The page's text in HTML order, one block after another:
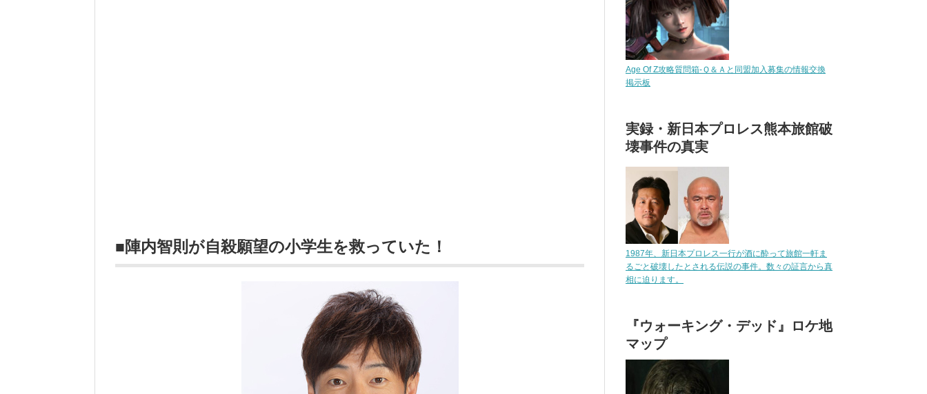
■陣内智則が自殺願望の小学生を救っていた！
Age Of Z攻略質問箱-Ｑ＆Ａと同盟加入募集の情報交換
掲示板
実録・新日本プロレス熊本旅館破
壊事件の真実
1987年、新日本プロレス一行が酒に酔って旅館一軒ま
るごと破壊したとされる伝説の事件。数々の証言から真
相に迫ります。
『ウォーキング・デッド』ロケ地
マップ